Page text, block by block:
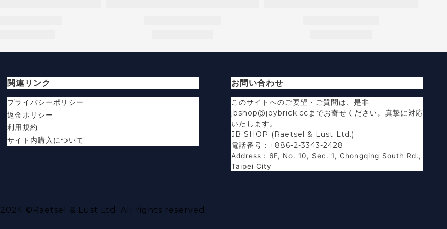
関連リンク
プライバシーポリシー
返金ポリシー
利用規約
サイト内購入について
お問い合わせ
このサイトへのご要望・ご質問は、是非
jbshop@joybrick.ccまでお寄せください。真摯に対応
いたします。
JB SHOP (Raetsel & Lust Ltd.)
電話番号：+886-2-3343-2428
Address ： 6F, No. 10, Sec. 1, Chongqing South Rd.,
Taipei City
2024 © Raetsel & Lust Ltd. All rights reserved.